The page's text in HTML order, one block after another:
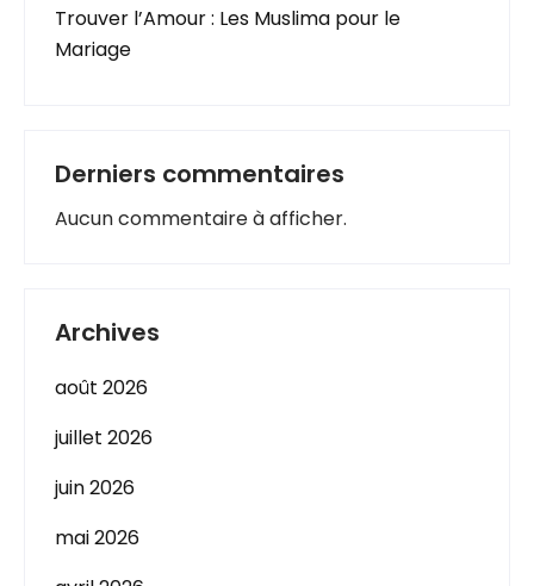
Trouver l’Amour : Les Muslima pour le
Mariage
Derniers commentaires
Aucun commentaire à afficher.
Archives
août 2026
juillet 2026
juin 2026
mai 2026